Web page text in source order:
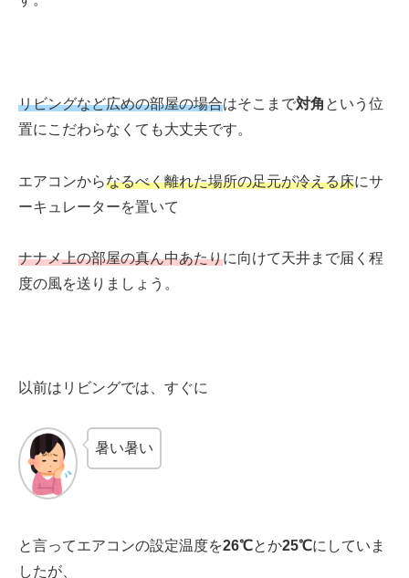
リビングなど広めの部屋の場合はそこまで対角 という位
置にこだわらなくても大丈夫です。
エアコンからなるべく離れた場所の足元が冷える床にサ
ーキュレーターを置いて
ナナメ上の部屋の真ん中あたりに向けて天井まで届く程
度の風を送りましょう。
以前はリビングでは、すぐに
暑い暑い
と言ってエアコンの設定温度を26℃とか25℃にしていま
したが、